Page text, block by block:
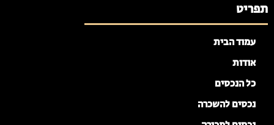
תפריט
עמוד הבית
אודות
כל הנכסים
נכסים להשכרה